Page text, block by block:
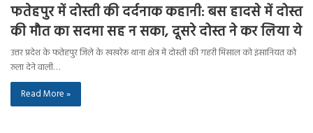
फतेहपुर में दोस्ती की दर्दनाक कहानी: बस हादसे में दोस्त
की मौत का सदमा सह न सका, दूसरे दोस्त ने कर लिया ये
उत्तर प्रदेश के फतेहपुर जिले के खखरेरू थाना क्षेत्र में दोस्ती की गहरी मिसाल को इंसानियत को
रुला देने वाली…
Read More »